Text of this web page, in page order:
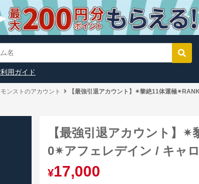
用ガイド
モンストのアカウント 【最強引退アカウント】✴︎黎絶11体運極
【最強引退アカウント】
0✴︎アフェレデイン / キャ
¥17,000